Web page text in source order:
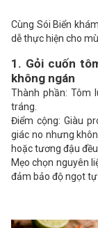
Cùng Sói Biển
dễ thực hiện cho
1. Gỏi cuốn
không ngán
Thành phần: Tôm
tráng.
Điểm cộng: Giàu
giác no nhưng
hoặc tương đậu
Mẹo chọn nguyên
đảm bảo độ ngọt